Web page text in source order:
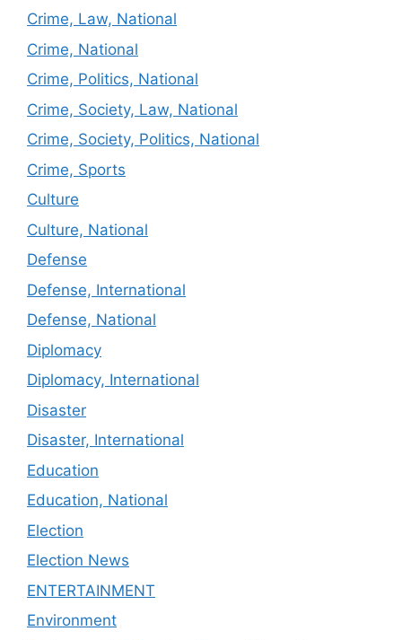
Crime, Law, National
Crime, National
Crime, Politics, National
Crime, Society, Law, National
Crime, Society, Politics, National
Crime, Sports
Culture
Culture, National
Defense
Defense, International
Defense, National
Diplomacy
Diplomacy, International
Disaster
Disaster, International
Education
Education, National
Election
Election News
ENTERTAINMENT
Environment